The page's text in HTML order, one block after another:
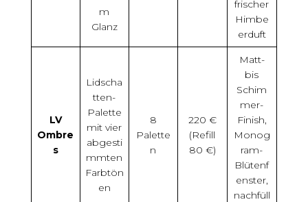
m
Glanz
frischer
Himbe
erduft
LV
Ombre
s
Lidscha
tten-
Palette
mit vier
abgesti
mmten
Farbtön
en
8
Palette
n
220 €
(Refill
80 €)
Matt-
bis
Schim
mer-
Finish,
Monog
ram-
Blütenf
enster,
nachfüll